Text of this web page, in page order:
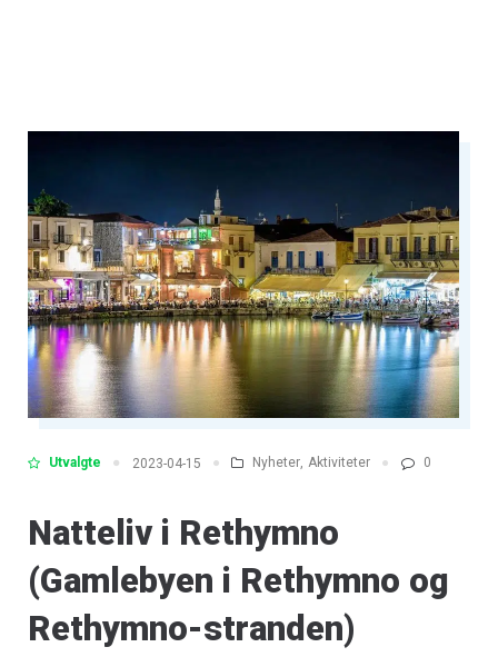
Utvalgte 2023-04-15 Nyheter, Aktiviteter 0
Natteliv i Rethymno
(Gamlebyen i Rethymno og
Rethymno-stranden)